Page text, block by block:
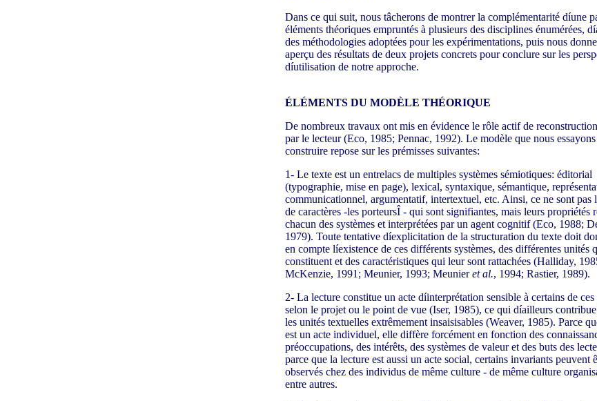
Dans ce qui suit, nous tâcherons de montrer la complémentarité díune
éléments théoriques empruntés à plusieurs des disciplines énumérées,
des méthodologies adoptées pour les expérimentations, puis nous
aperçu des résultats de deux projets concrets pour conclure sur les
díutilisation de notre approche.
ÉLÉMENTS DU MODÈLE THÉORIQUE
De nombreux travaux ont mis en évidence le rôle actif de
par le lecteur (Eco, 1985; Pennac, 1992). Le modèle que nous essayons
construire repose sur les prémisses suivantes:
1- Le texte est un entrelacs de multiples systèmes sémiotiques: éditorial
(typographie, mise en page), lexical, syntaxique, sémantique,
communicationnel, argumentatif, intertextuel, etc. Ainsi, ce ne sont pas
de caractères -les porteursÎ - qui sont signifiantes, mais leurs propriétés
chacun des systèmes et interprétées par un agent cognitif (Eco, 1988;
1979). Toute tentative díexplicitation de la structuration du texte doit
en compte líexistence de ces différents systèmes, des différentes unités
constituent et des caractéristiques qui leur sont rattachées (Halliday,
McKenzie, 1991; Meunier, 1993; Meunieret al., 1994; Rastier, 1989).
2- La lecture constitue un acte díinterprétation sensible à certains de ces
selon le projet ou le point de vue (Iser, 1985), ce qui díailleurs
les unités textuelles extrêmement insaisisables (Weaver, 1985). Parce
est un acte individuel, elle diffère forcément en fonction des
préoccupations, des intérêts, des systèmes de valeur et des buts des
parce que la lecture est aussi un acte social, certains invariants peuvent
observés chez des individus de même culture - de même culture
entre autres.